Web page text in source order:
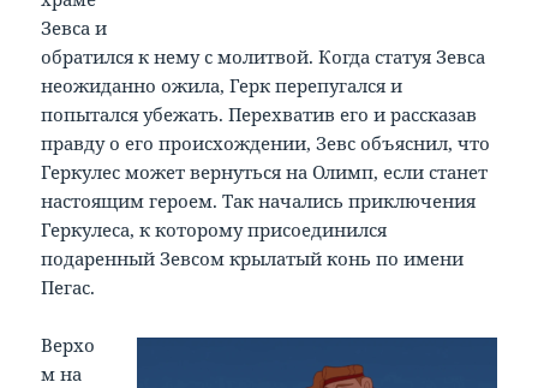
Зевса и
обратился к нему с молитвой. Когда статуя Зевса
неожиданно ожила, Герк перепугался и
попытался убежать. Перехватив его и рассказав
правду о его происхождении, Зевс объяснил, что
Геркулес может вернуться на Олимп, если станет
настоящим героем. Так начались приключения
Геркулеса, к которому присоединился
подаренный Зевсом крылатый конь по имени
Пегас.
Верхо
м на